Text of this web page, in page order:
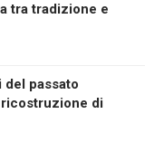
tra tradizione e
del passato
di